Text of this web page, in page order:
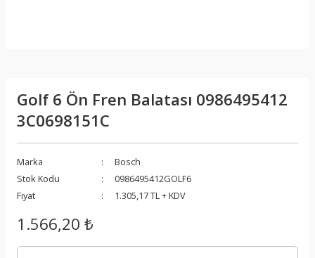
Golf 6 Ön Fren Balatası 0986495412
3C0698151C
Marka
Bosch
Stok Kodu
0986495412GOLF6
Fiyat
1.305,17 TL + KDV
1.566,20 ₺